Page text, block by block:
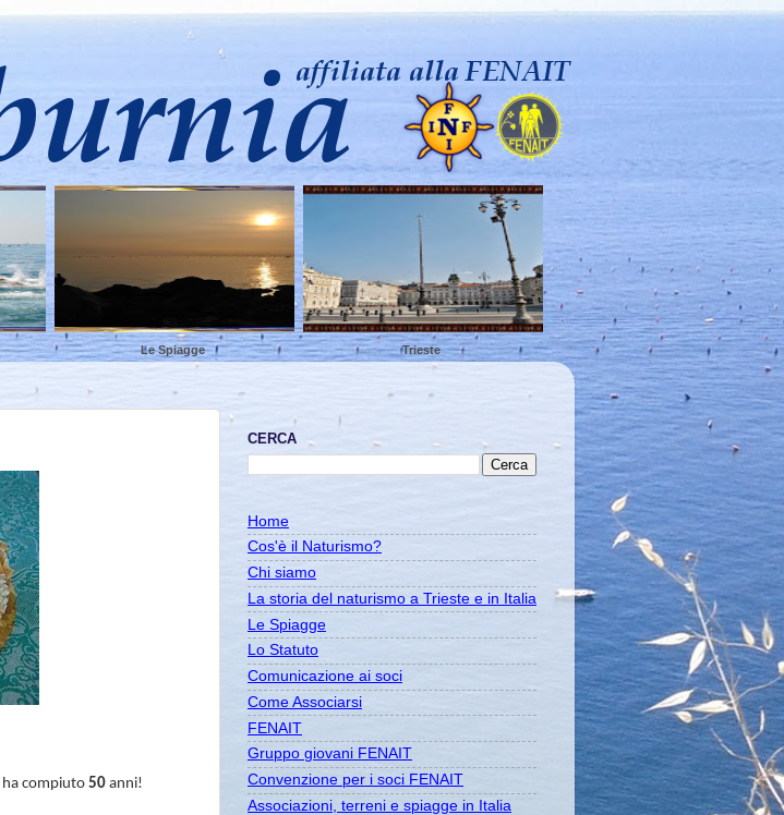
Le Spiagge Trieste
ha compiuto 50 anni!
CERCA
Home
Cos'è il Naturismo?
Chi siamo
La storia del naturismo a Trieste e in Italia
Le Spiagge
Lo Statuto
Comunicazione ai soci
Come Associarsi
FENAIT
Gruppo giovani FENAIT
Convenzione per i soci FENAIT
Associazioni, terreni e spiagge in Italia